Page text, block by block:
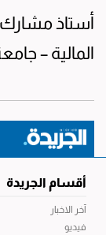
أستاذ
المالية –
أقسام الجريدة
آخر الاخبار
فيديو